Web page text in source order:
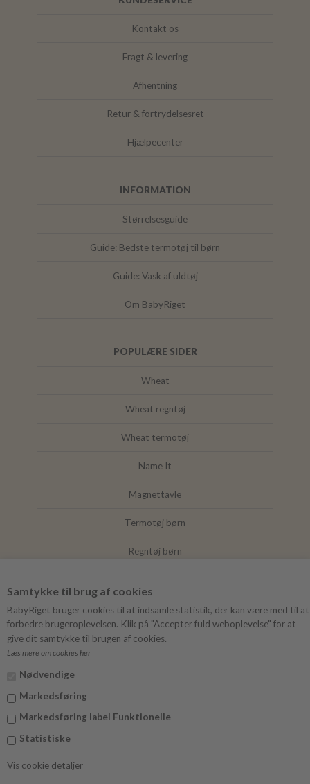
Samtykke til brug af cookies
BabyRiget bruger cookies til at indsamle statistik, der kan være med til at
forbedre brugeroplevelsen. Klik på "Accepter fuld weboplevelse" for at
give dit samtykke til brugen af cookies.
Læs mere om cookies her
Nødvendige
Markedsføring
Markedsføring label Funktionelle
Statistiske
Vis cookie detaljer
Kontakt os
Fragt & levering
Afhentning
Retur & fortrydelsesret
Hjælpecenter
INFORMATION
Størrelsesguide
Guide: Bedste termotøj til børn
Guide: Vask af uldtøj
Om BabyRiget
POPULÆRE SIDER
Wheat
Wheat regntøj
Wheat termotøj
Name It
Magnettavle
Termotøj børn
Regntøj børn
Mushie
Facebook